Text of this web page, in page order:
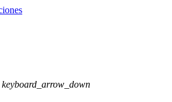
keyboard_arrow_down